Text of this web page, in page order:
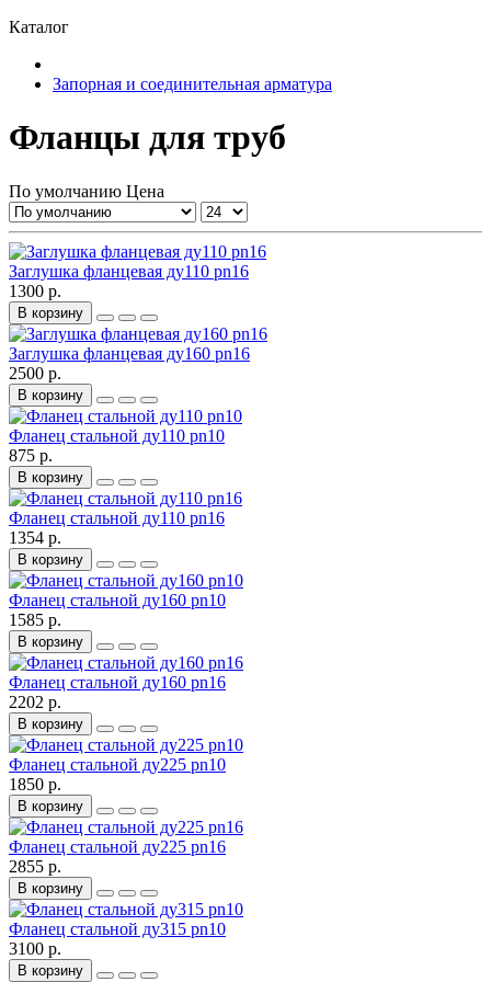
Каталог
Запорная и соединительная арматура
Фланцы для труб
По умолчанию Цена
Заглушка фланцевая ду110 pn16
1300 р.
В корзину
Заглушка фланцевая ду160 pn16
2500 р.
В корзину
Фланец стальной ду110 pn10
875 р.
В корзину
Фланец стальной ду110 pn16
1354 р.
В корзину
Фланец стальной ду160 pn10
1585 р.
В корзину
Фланец стальной ду160 pn16
2202 р.
В корзину
Фланец стальной ду225 pn10
1850 р.
В корзину
Фланец стальной ду225 pn16
2855 р.
В корзину
Фланец стальной ду315 pn10
3100 р.
В корзину